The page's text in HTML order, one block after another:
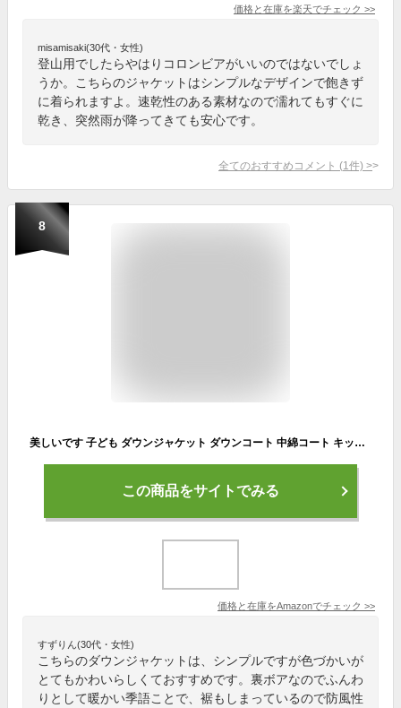
価格と在庫を楽天でチェック >>
misamisaki(30代・女性)
登山用でしたらやはりコロンビアがいいのではないでしょ
うか。こちらのジャケットはシンプルなデザインで飽きず
に着られますよ。速乾性のある素材なので濡れてもすぐに
乾き、突然雨が降ってきても安心です。
全てのおすすめコメント (1 件) >
8
美しいです 子ども ダウンジャケット ダウンコート 中綿コート キッズ 防寒 フード付き アウター 男の子 冬 ボーイズ (130CM, ロイヤルブルー)
この商品をサイトでみる
価格と在庫をAmazonでチェック >>
すずりん(30代・女性)
こちらのダウンジャケットは、シンプルですが色づかいが
とてもかわいらしくておすすめです。裏ボアなのでふんわ
りとして暖かい季語ことで、裾もしまっているので防風性